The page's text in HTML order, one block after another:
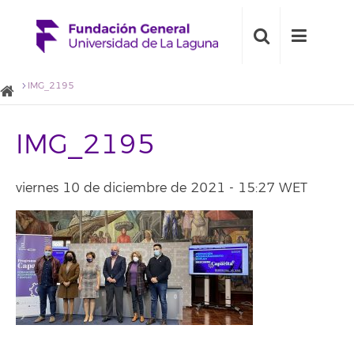
IMG_2195
IMG_2195
viernes 10 de diciembre de 2021 - 15:27 WET